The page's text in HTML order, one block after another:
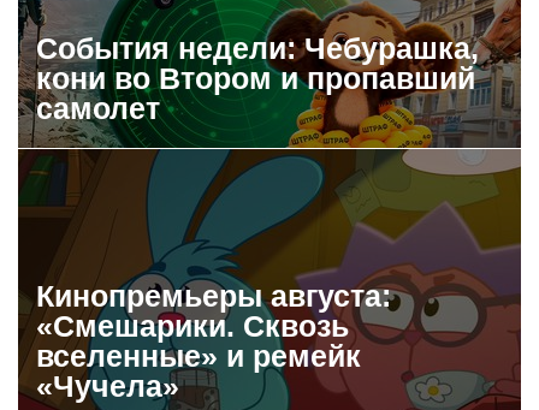
События недели: Чебурашка,
кони во Втором и пропавший
самолет
Кинопремьеры августа:
«Смешарики. Сквозь
вселенные» и ремейк
«Чучела»